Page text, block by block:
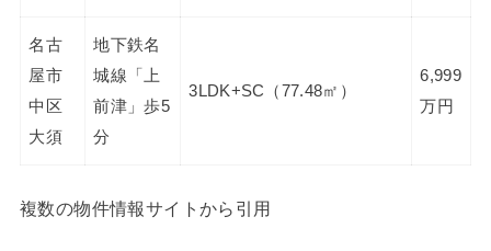
名古
屋市
中区
大須
地下鉄名
城線「上
前津」歩5
分
3LDK+SC（77.48㎡）
6,999
万円
複数の物件情報サイトから引用